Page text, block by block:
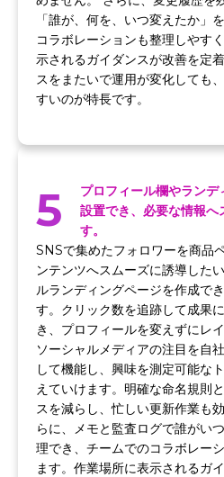
「誰が、何を、いつ変えたか」
コラボレーションも整理しやす
示されるガイダンスが改善を定
スをまたいで運用が変化しても
すいのが特長です。
5
プロフィール欄やラン
設置でき、必要な情報へ
す。
SNSで集めたフォロワーを商品
ンテンツへスムーズに誘導した
ルランディングページを作成で
す。クリック数を追跡して成果
き、プロフィールを変えずにレ
ソーシャルメディアの注目を自
して機能し、興味を測定可能な
えていけます。明確な命名規則
スを減らし、忙しい更新作業も
らに、メモと監査ログで誰がい
理でき、チームでのコラボレー
ます。作業場所に表示されるガ